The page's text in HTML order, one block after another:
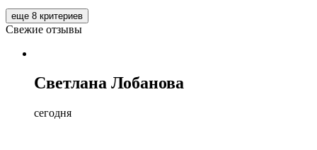
еще 8 критериев
Свежие отзывы
Светлана Лобанова
сегодня